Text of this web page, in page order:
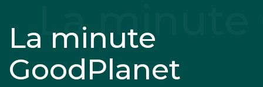
La minute
GoodPlanet